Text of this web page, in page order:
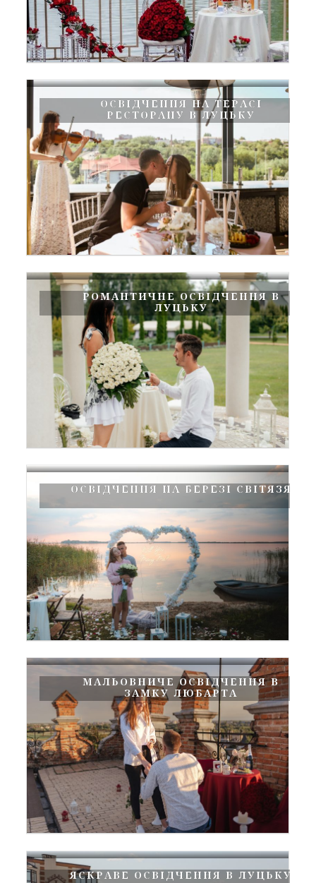
ОСВІДЧЕННЯ НА ТЕРАСІ
РЕСТОРАНУ В ЛУЦЬКУ
РОМАНТИЧНЕ ОСВІДЧЕННЯ В
ЛУЦЬКУ
ОСВІДЧЕННЯ НА БЕРЕЗІ СВІТЯЗЯ
МАЛЬОВНИЧЕ ОСВІДЧЕННЯ В
ЗАМКУ ЛЮБАРТА
ЯСКРАВЕ ОСВІДЧЕННЯ В ЛУЦЬКУ